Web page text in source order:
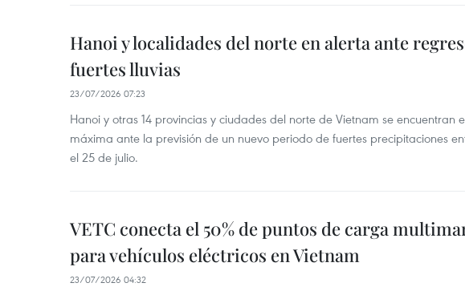
Hanoi y localidades del norte en alerta ante
fuertes lluvias
23/07/2026 07:23
Hanoi y otras 14 provincias y ciudades del norte de Vietnam se encuentran
máxima ante la previsión de un nuevo periodo de fuertes precipitaciones
el 25 de julio.
VETC conecta el 50% de puntos de carga
para vehículos eléctricos en Vietnam
23/07/2026 04:32